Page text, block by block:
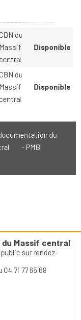
CBN du
Massif
central
Disponible
du
Massif
central
Disponible
du
PMB
Massif central
sur rendez-
71 77 65 68